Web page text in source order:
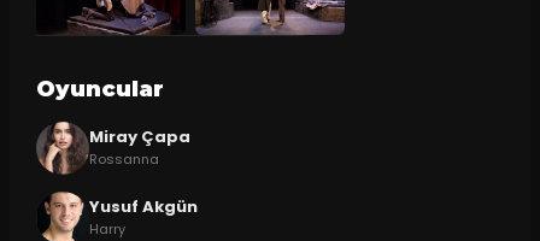
Oyuncular
Miray Çapa
Rossanna
Yusuf Akgün
Harry